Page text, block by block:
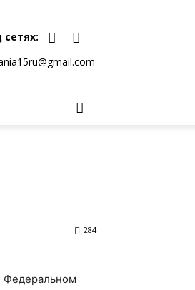
284
Федеральном